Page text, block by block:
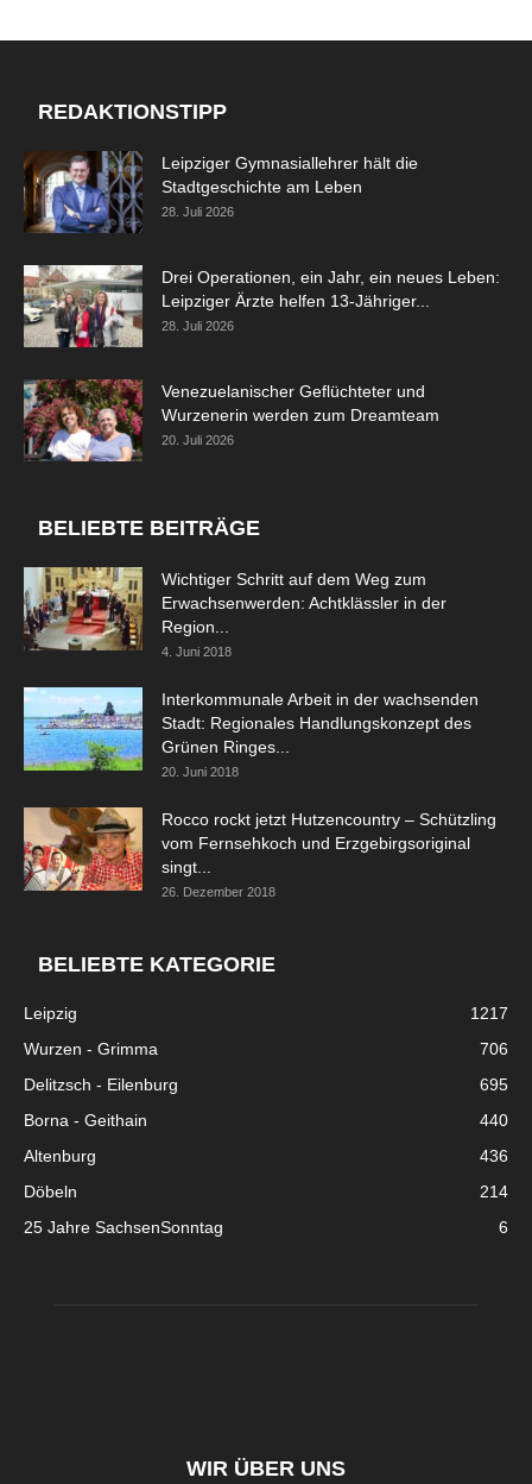
REDAKTIONSTIPP
Leipziger Gymnasiallehrer hält die
Stadtgeschichte am Leben
28. Juli 2026
Drei Operationen, ein Jahr, ein neues Leben:
Leipziger Ärzte helfen 13-Jähriger...
28. Juli 2026
Venezuelanischer Geflüchteter und
Wurzenerin werden zum Dreamteam
20. Juli 2026
BELIEBTE BEITRÄGE
Wichtiger Schritt auf dem Weg zum
Erwachsenwerden: Achtklässler in der
Region...
4. Juni 2018
Interkommunale Arbeit in der wachsenden
Stadt: Regionales Handlungskonzept des
Grünen Ringes...
20. Juni 2018
Rocco rockt jetzt Hutzencountry – Schützling
vom Fernsehkoch und Erzgebirgsoriginal
singt...
26. Dezember 2018
BELIEBTE KATEGORIE
Leipzig
1217
Wurzen - Grimma
706
Delitzsch - Eilenburg
695
Borna - Geithain
440
Altenburg
436
Döbeln
214
25 Jahre SachsenSonntag
6
WIR ÜBER UNS